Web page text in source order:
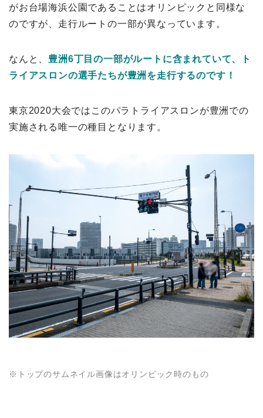
がお台場海浜公園であることはオリンピックと同様な
のですが、走行ルートの一部が異なっています。
なんと、 豊洲6丁目の一部がルートに含まれていて、ト
ライアスロンの選手たちが豊洲を走行するのです！
東京2020大会ではこのパラトライアスロンが豊洲での
実施される唯一の種目となります。
※トップのサムネイル画像はオリンピック時のもの